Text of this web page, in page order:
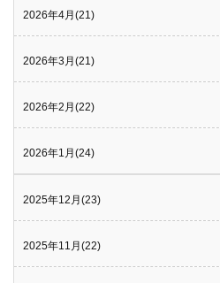
2026年4月(21)
2026年3月(21)
2026年2月(22)
2026年1月(24)
2025年12月(23)
2025年11月(22)